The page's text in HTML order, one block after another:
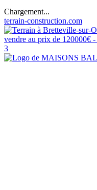
Chargement...
terrain-construction.com
3